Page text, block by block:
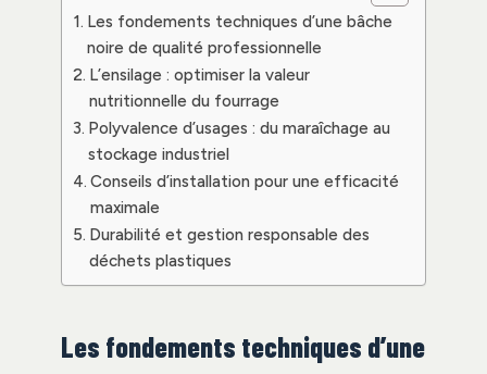
Les fondements techniques d’une bâche
noire de qualité professionnelle
L’ensilage : optimiser la valeur
nutritionnelle du fourrage
Polyvalence d’usages : du maraîchage au
stockage industriel
Conseils d’installation pour une efficacité
maximale
Durabilité et gestion responsable des
déchets plastiques
Les fondements techniques d’une